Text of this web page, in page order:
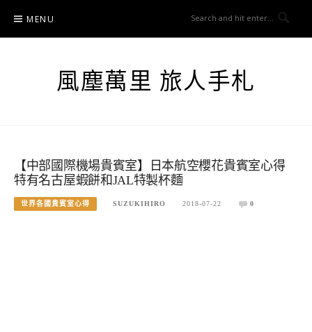
content
MENU
風塵萬里 旅人手札
【中部國際機場貴賓室】日本航空櫻花貴賓室心得
特有名古屋蝦餅和JAL特製杯麵
世界各國貴賓室心得 SUZUKIHIRO 2018-07-22 0